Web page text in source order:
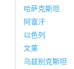
哈萨克斯坦
阿富汗
以色列
文莱
乌兹别克斯坦